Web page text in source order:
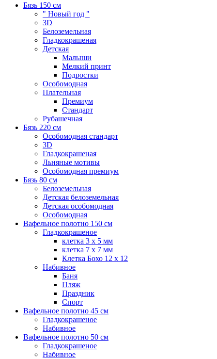
Бязь 150 см
" Новый год "
3D
Белоземельная
Гладкокрашеная
Детская
Малыши
Мелкий принт
Подростки
Особомодная
Плательная
Премиум
Стандарт
Рубашечная
Бязь 220 см
Особомодная стандарт
3D
Гладкокрашеная
Льняные мотивы
Особомодная премиум
Бязь 80 см
Белоземельная
Детская белоземельная
Детская особомодная
Особомодная
Вафельное полотно 150 см
Гладкокрашеное
клетка 3 х 5 мм
клетка 7 х 7 мм
Клетка Бохо 12 x 12
Набивное
Баня
Пляж
Праздник
Спорт
Вафельное полотно 45 см
Гладкокрашеное
Набивное
Вафельное полотно 50 см
Гладкокрашеное
Набивное